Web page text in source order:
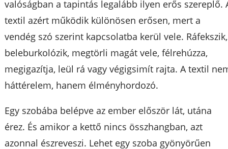
valóságban a tapintás legalább ilyen erős szereplő.
textil azért működik különösen erősen, mert a
vendég szó szerint kapcsolatba kerül vele. Ráfekszik,
beleburkolózik, megtörli magát vele, félrehúzza,
megigazítja, leül rá vagy végigsimít rajta. A textil
háttérelem, hanem élményhordozó.
Egy szobába belépve az ember először lát, utána
érez. És amikor a kettő nincs összhangban, azt
azonnal észreveszi. Lehet egy szoba gyönyörűen